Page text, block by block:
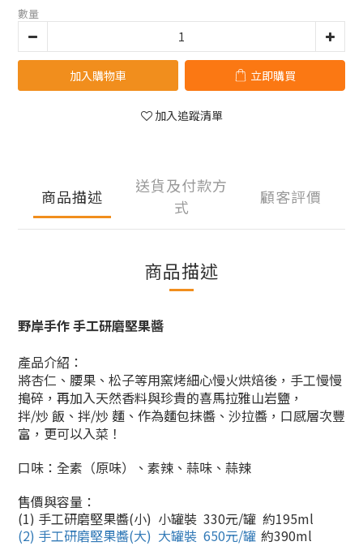
數量
加入購物車 立即購買
加入追蹤清單
商品描述
送貨及付款方
式
顧客評價
商品描述
野岸手作 手工研磨堅果醬
產品介紹：
將杏仁、腰果、松子等用窯烤細心慢火烘焙後，手工慢慢
搗碎，再加入天然香料與珍貴的喜馬拉雅山岩鹽，
拌/炒 飯、拌/炒 麵、作為麵包抹醬、沙拉醬，口感層次豐
富，更可以入菜！
口味：全素（原味）、 素辣、蒜味、蒜辣
售價與容量：
(1) 手工研磨堅果醬(小) 小罐裝 330元/罐 約195ml
(2) 手工研磨堅果醬(大) 大罐裝 650元/罐 約390ml